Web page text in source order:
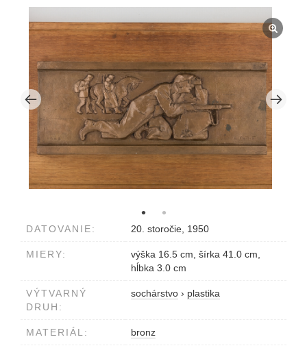
DATOVANIE: 20. storočie, 1950
MIERY:
výška 16.5 cm, šírka 41.0 cm,
hĺbka 3.0 cm
VÝTVARNÝ
DRUH:
sochárstvo › plastika
MATERIÁL: bronz